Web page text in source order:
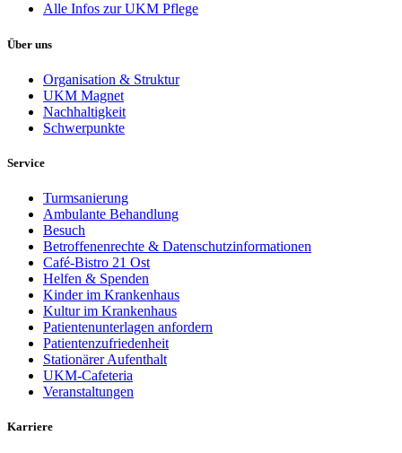
Alle Infos zur UKM Pflege
Über uns
Organisation & Struktur
UKM Magnet
Nachhaltigkeit
Schwerpunkte
Service
Turmsanierung
Ambulante Behandlung
Besuch
Betroffenenrechte & Datenschutzinformationen
Café-Bistro 21 Ost
Helfen & Spenden
Kinder im Krankenhaus
Kultur im Krankenhaus
Patientenunterlagen anfordern
Patientenzufriedenheit
Stationärer Aufenthalt
UKM-Cafeteria
Veranstaltungen
Karriere